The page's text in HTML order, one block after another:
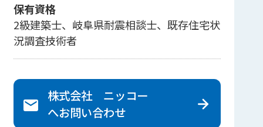
保有資格
2級建築士、岐阜県耐震相談士、既存住宅状
況調査技術者
株式会社 ニッコー
へお問い合わせ